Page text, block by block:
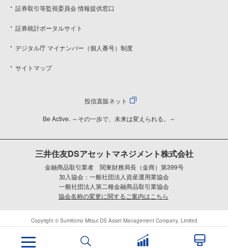
証券取引等監視委員会 情報提供窓口
証券統計ポータルサイト
デジタル庁 マイナンバー（個人番号）制度
サイトマップ
投信直販ネット
Be Active. ～その一歩で、未来は変えられる。～
三井住友DSアセットマネジメント株式会社
金融商品取引業者 関東財務局長（金商）第399号
加入協会：一般社団法人資産運用業協会
一般社団法人第二種金融商品取引業協会
協会名称の変更に関するご案内はこちら
Copyright © Sumitomo Mitsui DS Asset Management Company, Limited